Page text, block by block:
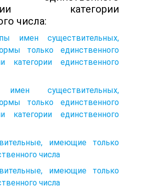
категории
числа:
имен существительных,
только единственного
категории единственного
имен существительных,
только единственного
категории единственного
имеющие только
числа
имеющие только
числа